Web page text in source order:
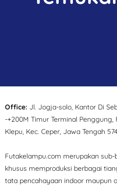
Office: Jl. Jogja-solo, Kantor Di
-+200M Timur Terminal Penggung,
Klepu, Kec. Ceper, Jawa Tengah
Futakelampu.com merupakan
khusus memproduksi berbagai
tata pencahayaan indoor maupun